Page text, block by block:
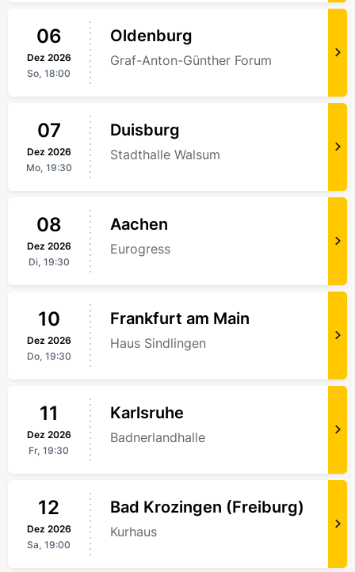
06
Dez 2026
So, 18:00
Oldenburg
Graf-Anton-Günther Forum
07
Dez 2026
Mo, 19:30
Duisburg
Stadthalle Walsum
08
Dez 2026
Di, 19:30
Aachen
Eurogress
10
Dez 2026
Do, 19:30
Frankfurt am Main
Haus Sindlingen
11
Dez 2026
Fr, 19:30
Karlsruhe
Badnerlandhalle
12
Dez 2026
Sa, 19:00
Bad Krozingen (Freiburg)
Kurhaus